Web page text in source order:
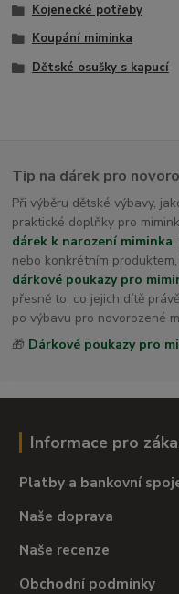
Kojenecké potřeby
Koupání miminka
Dětské osušky s kapucí
Tip na dárek pro
Při výběru dětské výbavy,
praktické doplňky pro
dárek k narození miminka
nebo konkrétním
dárkové poukazy pro
přesně to, co jejich dítě
po výbavu pro novorozené
🎁 Dárkové poukazy pro
Informace pro
Platby a bankovní
Naše doprava
Naše recenze
Obchodní podmínky